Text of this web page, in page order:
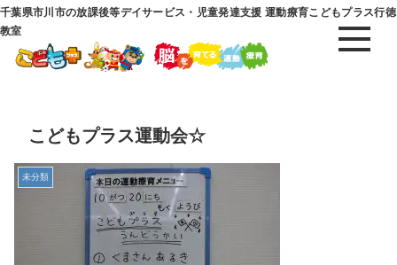
千葉県市川市の放課後等デイサービス・児童発達支援 運動療育こどもプラス行徳
教室
こどもプラス運動会☆
未分類